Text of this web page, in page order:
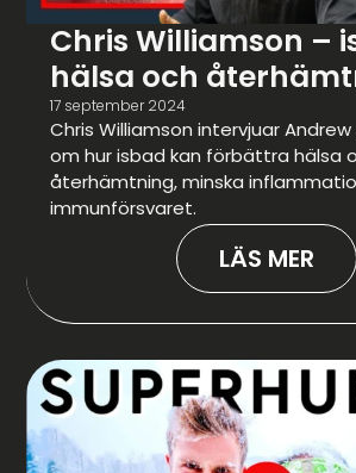
Chris Williamson –
hälsa och
17 september 2024
Chris Williamson intervjuar
om hur isbad kan förbättra hälsa
återhämtning, minska
immunförsvaret.
LÄS MER